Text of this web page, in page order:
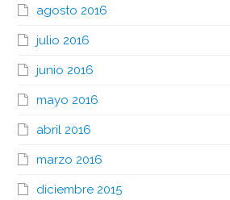
agosto 2016
julio 2016
junio 2016
mayo 2016
abril 2016
marzo 2016
diciembre 2015